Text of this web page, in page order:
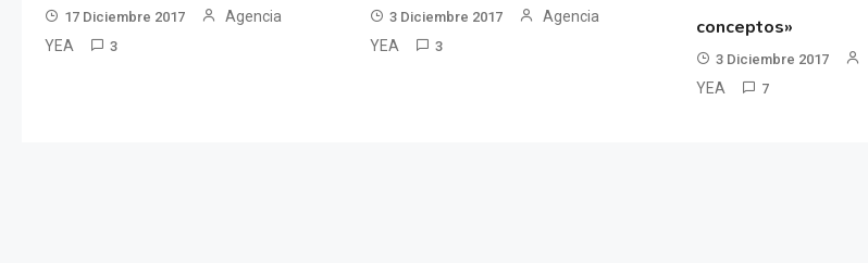
17 Diciembre 2017
Agencia
YEA
3
3 Diciembre 2017
Agencia
YEA
3
conceptos»
3 Diciembre 2017
YEA
7